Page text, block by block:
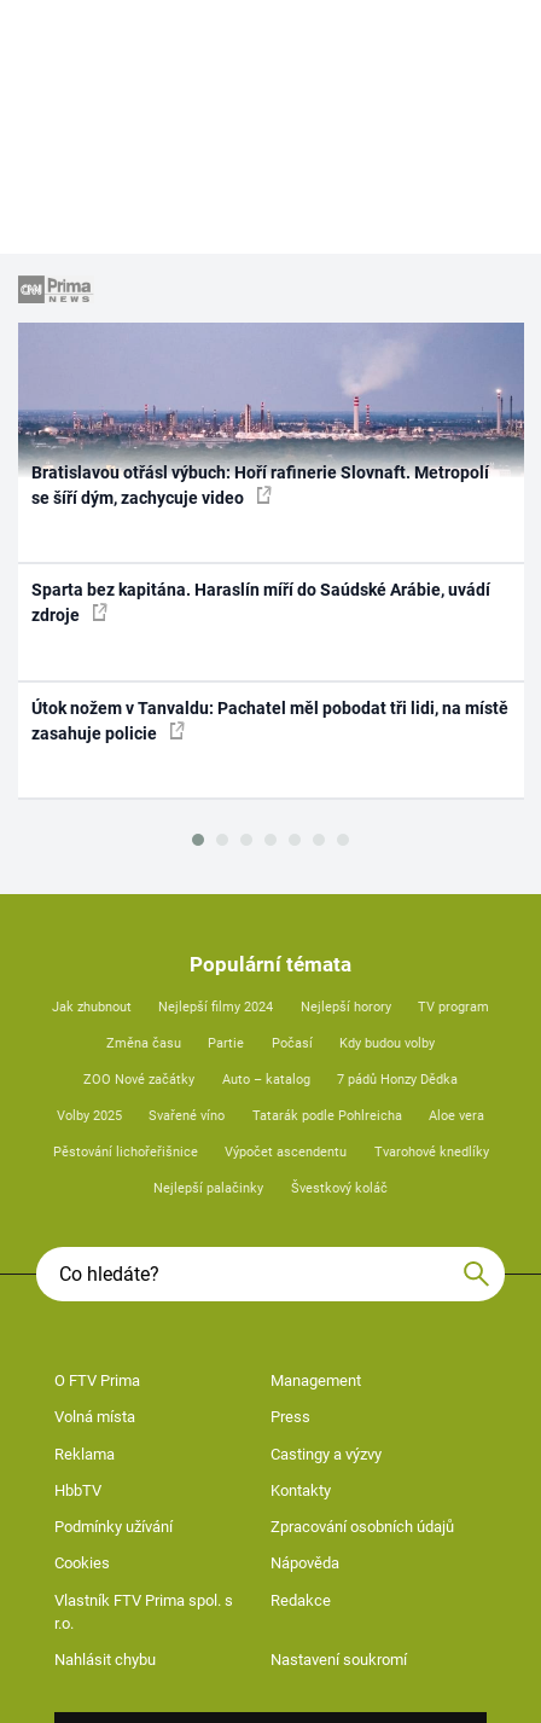
Bratislavou otřásl výbuch: Hoří rafinerie Slovnaft. Metropolí
se šíří dým, zachycuje video
Sparta bez kapitána. Haraslín míří do Saúdské Arábie, uvádí
zdroje
Útok nožem v Tanvaldu: Pachatel měl pobodat tři lidi, na místě
zasahuje policie
Populární témata
Jak zhubnout Nejlepší filmy 2024 Nejlepší horory TV program
Změna času Partie Počasí Kdy budou volby
ZOO Nové začátky Auto – katalog 7 pádů Honzy Dědka
Volby 2025 Svařené víno Tatarák podle Pohlreicha Aloe vera
Pěstování lichořeřišnice Výpočet ascendentu Tvarohové knedlíky
Nejlepší palačinky Švestkový koláč
O FTV Prima Management
Volná místa Press
Reklama Castingy a výzvy
HbbTV Kontakty
Podmínky užívání Zpracování osobních údajů
Cookies Nápověda
Vlastník FTV Prima spol. s
r.o.
Redakce
Nahlásit chybu Nastavení soukromí